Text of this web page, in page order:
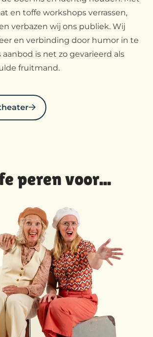
en toffe workshops verrassen,
verbazen wij ons publiek. Wij
en verbinding door humor in te
aanbod is net zo gevarieerd als
fruitmand.
peren voor...